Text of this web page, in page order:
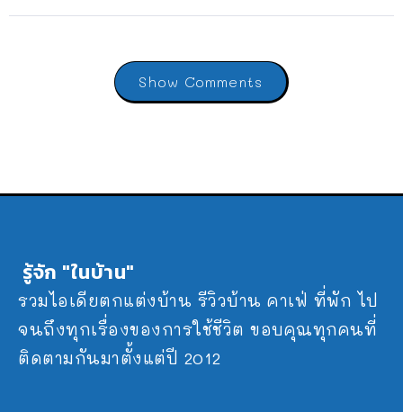
Show Comments
รู้จัก "ในบ้าน"
รวมไอเดียตกแต่งบ้าน รีวิวบ้าน คาเฟ่ ที่พัก ไป
จนถึงทุกเรื่องของการใช้ชีวิต ขอบคุณทุกคนที่
ติดตามกันมาตั้งแต่ปี 2012